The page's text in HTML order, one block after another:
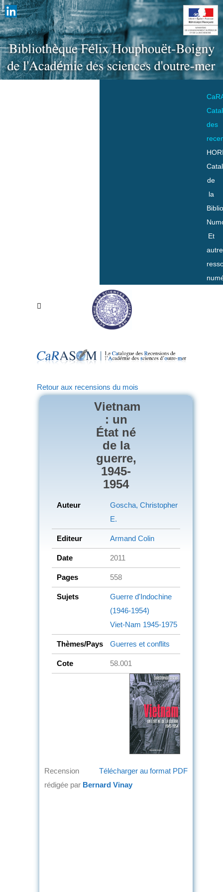
des
de
la
Et
Retour aux recensions du mois
Vietnam
: un
État né
de la
guerre,
1945-
1954
Auteur
Goscha, Christopher
E.
Editeur Armand Colin
Date 2011
Pages 558
Sujets
Guerre d'Indochine
(1946-1954)
Viet-Nam 1945-1975
Thèmes/Pays Guerres et conflits
Cote 58.001
Télécharger au format PDF
Recension
rédigée par Bernard Vinay